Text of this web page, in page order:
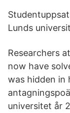
Lunds
Researchers
now have
was hidden in
universitet år